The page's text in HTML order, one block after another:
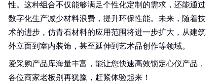
性。这种组合不仅能够满足个性化定制的需求，还能通过
数字化生产减少材料浪费，提升环保性能。未来，随着技
术的进步，仿青石材料的应用范围将进一步扩大，从建筑
外立面到室内装饰，甚至延伸到艺术品创作等领域。
爱采购产品库海量丰富，能让您快速高效锁定心仪产品，
各位商家老板别再犹豫，赶紧体验起来！